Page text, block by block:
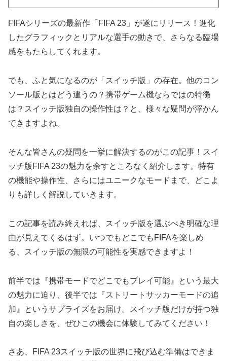
FIFAシリーズの最新作「FIFA 23」が遂にリリース！進化
したグラフィックとリアルな選手の動きで、さらなる臨場
感をもたらしてくれます。
でも、ふと気になるのが「スイッチ版」の存在。他のコン
ソール版とはどう違うの？携帯ゲーム機ならではの特徴
は？スイッチ版独自の操作性は？と、様々な疑問が浮かん
できますよね。
そんな皆さんの疑問を一挙に解決するのがこの記事！スイ
ッチ版FIFA 23の魅力を余すところなく紹介します。特有
の機能や操作性、さらにはユニークなモードまで、どこよ
りも詳しく解説していきます。
この記事を読み終えれば、スイッチ版を選ぶべき明確な理
由が見えてくるはず。いつでもどこでもFIFAを楽しめ
る、スイッチ版の無限の可能性を実感できますよ！
前半では『携帯モードでどこでもプレイ可能』という最大
の魅力に迫り、後半では『ストリートサッカーモードの追
加』というサプライズをお届け。スイッチ版だけが持つ独
自の楽しさを、ぜひこの機会に体験してみてください！
さあ、FIFA 23スイッチ版の世界に飛び込む準備はできま